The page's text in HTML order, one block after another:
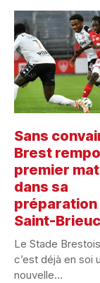
Sans
Brest
premier
dans sa
Saint-Brieuc
Le Stade
c’est déjà en soi
nouvelle...